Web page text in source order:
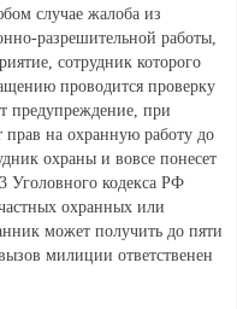
случае жалоба из
разрешительной работы,
сотрудник которого
проводится проверку
предупреждение, при
на охранную работу до
охраны и вовсе понесет
Уголовного кодекса РФ
охранных или
может получить до пяти
милиции ответственен